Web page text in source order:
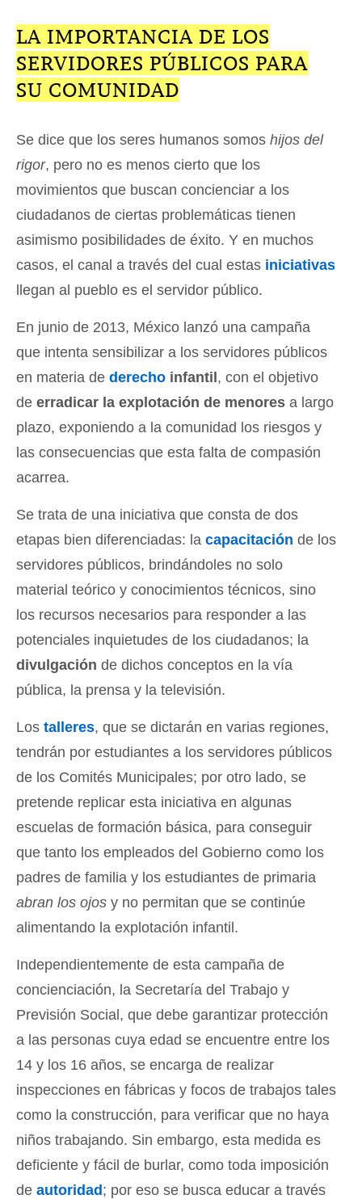
LA IMPORTANCIA DE LOS
SERVIDORES PÚBLICOS PARA
SU COMUNIDAD
Se dice que los seres humanos somos hijos del
rigor, pero no es menos cierto que los
movimientos que buscan concienciar a los
ciudadanos de ciertas problemáticas tienen
asimismo posibilidades de éxito. Y en muchos
casos, el canal a través del cual estas iniciativas
llegan al pueblo es el servidor público.
En junio de 2013, México lanzó una campaña
que intenta sensibilizar a los servidores públicos
en materia de derecho infantil, con el objetivo
de erradicar la explotación de menores a largo
plazo, exponiendo a la comunidad los riesgos y
las consecuencias que esta falta de compasión
acarrea.
Se trata de una iniciativa que consta de dos
etapas bien diferenciadas: la capacitación de los
servidores públicos, brindándoles no solo
material teórico y conocimientos técnicos, sino
los recursos necesarios para responder a las
potenciales inquietudes de los ciudadanos; la
divulgación de dichos conceptos en la vía
pública, la prensa y la televisión.
Los talleres, que se dictarán en varias regiones,
tendrán por estudiantes a los servidores públicos
de los Comités Municipales; por otro lado, se
pretende replicar esta iniciativa en algunas
escuelas de formación básica, para conseguir
que tanto los empleados del Gobierno como los
padres de familia y los estudiantes de primaria
abran los ojos y no permitan que se continúe
alimentando la explotación infantil.
Independientemente de esta campaña de
concienciación, la Secretaría del Trabajo y
Previsión Social, que debe garantizar protección
a las personas cuya edad se encuentre entre los
14 y los 16 años, se encarga de realizar
inspecciones en fábricas y focos de trabajos tales
como la construcción, para verificar que no haya
niños trabajando. Sin embargo, esta medida es
deficiente y fácil de burlar, como toda imposición
de autoridad; por eso se busca educar a través